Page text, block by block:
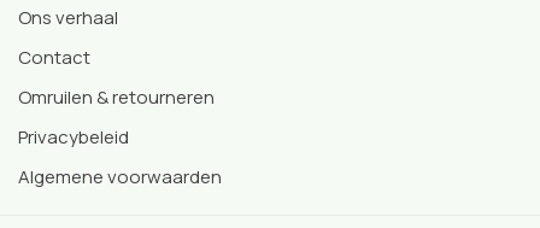
Ons verhaal
Contact
Omruilen & retourneren
Privacybeleid
Algemene voorwaarden